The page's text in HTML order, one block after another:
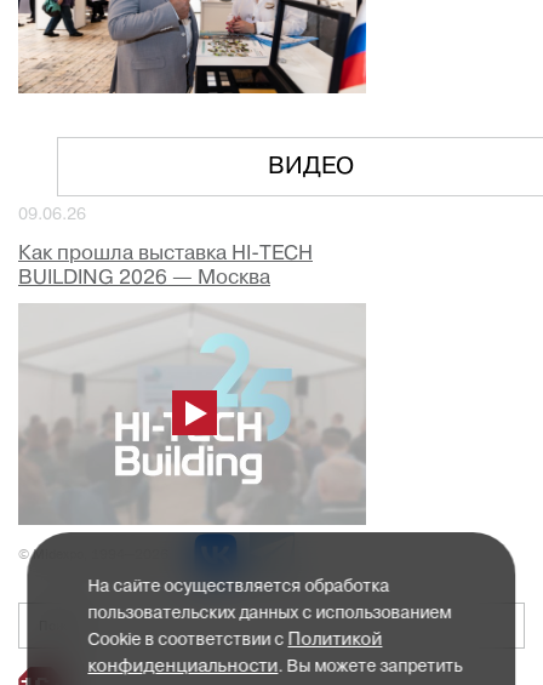
ВИДЕО
09.06.26
Как прошла выставка HI-TECH
BUILDING 2026 — Москва
© Midexpo, 1994—2026
На сайте осуществляется обработка
пользовательских данных с использованием
Cookie в соответствии с
Политикой
конфиденциальности. Вы можете запретить